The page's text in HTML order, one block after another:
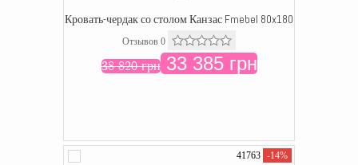
Кровать-чердак со столом Канзас Fmebel 80x180
Отзывов 0
38 820 грн33 385 грн
41763 -14%